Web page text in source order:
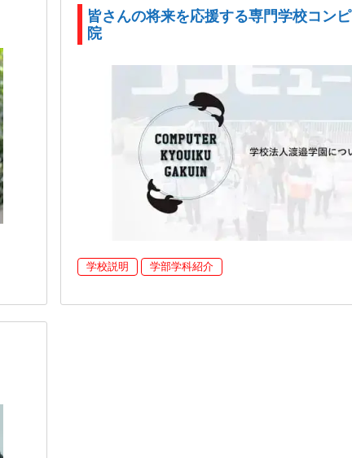
皆さんの将来を応援する専門学校コン
院
学校説明 学部学科紹介